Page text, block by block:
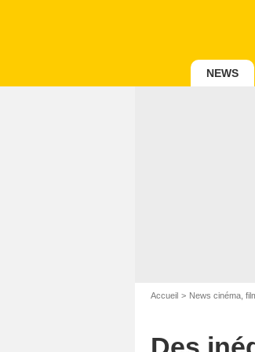
NEWS
Accueil News cinéma,